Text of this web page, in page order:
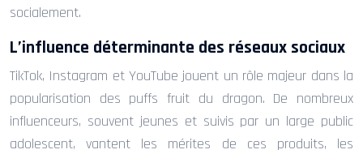
socialement.
L’influence déterminante des réseaux sociaux
TikTok, Instagram et YouTube jouent un rôle majeur dans la
popularisation des puffs fruit du dragon. De nombreux
influenceurs, souvent jeunes et suivis par un large public
adolescent, vantent les mérites de ces produits, les